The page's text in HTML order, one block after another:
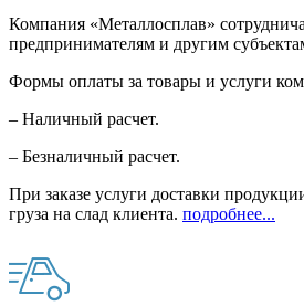
Компания «Металлосплав»
предпринимателям и другим
Формы оплаты за товары и услуги
– Наличный расчет.
– Безналичный расчет.
При заказе услуги доставки
груза на слад клиента. подробнее...